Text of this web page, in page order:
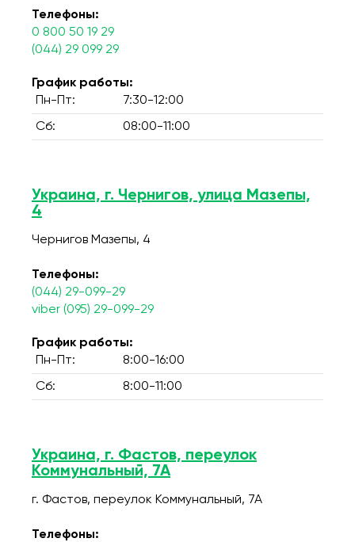
Телефоны:
0 800 50 19 29
(044) 29 099 29
График работы:
Пн-Пт:
7:30-12:00
Сб: 08:00-11:00
Украина, г. Чернигов, улица Мазепы,
4
Чернигов Мазепы, 4
Телефоны:
(044) 29-099-29
viber (095) 29-099-29
График работы:
Пн-Пт:
8:00-16:00
Сб: 8:00-11:00
Украина, г. Фастов, переулок
Коммунальный, 7А
г. Фастов, переулок Коммунальный, 7А
Телефоны: